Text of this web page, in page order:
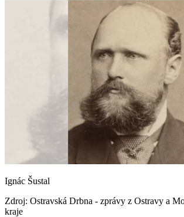
Ignác Šustal
Zdroj: Ostravská Drbna - zprávy z Ostravy a
kraje